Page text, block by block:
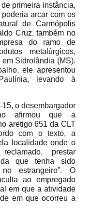
primeira instância,
arcar com os
de Carmópolis
Cruz, também no
do ramo de
metalúrgicos,
Sidrolândia (MS).
ele apresentou
levando à
o desembargador
afirmou que a
aretigo 651 da CLT
com o texto, a
localidade onde o
prestar
que tenha sido
estrangeiro”. O
ao empregado
em que a atividade
em que ocorreu a